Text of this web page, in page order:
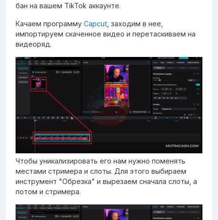
бан на вашем TikTok аккаунте.
Качаем программу Capcut , заходим в нее,
импортируем скаченное видео и перетаскиваем на
видеоряд.
Чтобы уникализировать его нам нужно поменять
местами стримера и слоты. Для этого выбираем
инструмент "Обрезка" и вырезаем сначала слоты, а
потом и стримера.